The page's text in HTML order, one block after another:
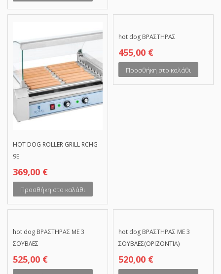
HOT DOG ROLLER GRILL RCHG
9E
369,00 €
Προσθήκη στο καλάθι
hot dog ΒΡΑΣΤΗΡΑΣ
455,00 €
Προσθήκη στο καλάθι
hot dog ΒΡΑΣΤΗΡΑΣ ΜΕ 3
ΣΟΥΒΛΕΣ
525,00 €
hot dog ΒΡΑΣΤΗΡΑΣ ΜΕ 3
ΣΟΥΒΛΕΣ(ΟΡΙΖΟΝΤΙΑ)
520,00 €